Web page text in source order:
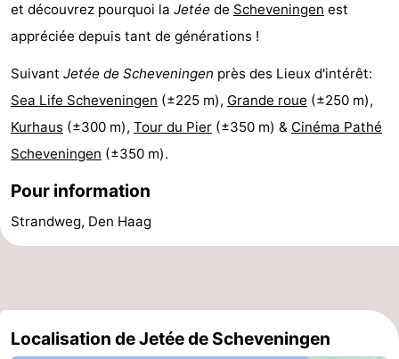
et découvrez pourquoi la Jetée de Scheveningen est
appréciée depuis tant de générations !
Suivant Jetée de Scheveningen près des Lieux d'intérêt:
Sea Life Scheveningen (±225 m), Grande roue (±250 m),
Kurhaus (±300 m), Tour du Pier (±350 m) & Cinéma Pathé
Scheveningen (±350 m).
Pour information
Strandweg, Den Haag
Localisation de Jetée de Scheveningen